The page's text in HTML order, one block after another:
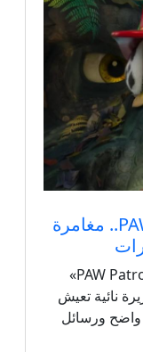
PAW Patrol: The Dino Movie.. مغامرة
يقدم فيلم «PAW Patrol: The Dino Movie»
نائية تعيش
واضح ورسائل